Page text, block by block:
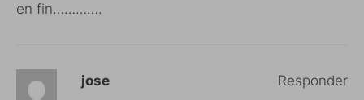
en fin………….
jose Responder